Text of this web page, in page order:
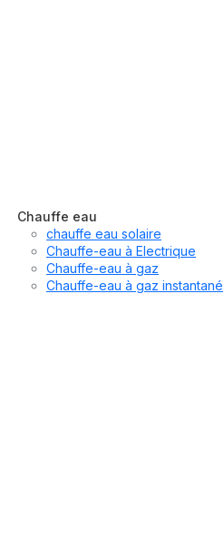
Chauffe eau
chauffe eau solaire
Chauffe-eau à Electrique
Chauffe-eau à gaz
Chauffe-eau à gaz instantané